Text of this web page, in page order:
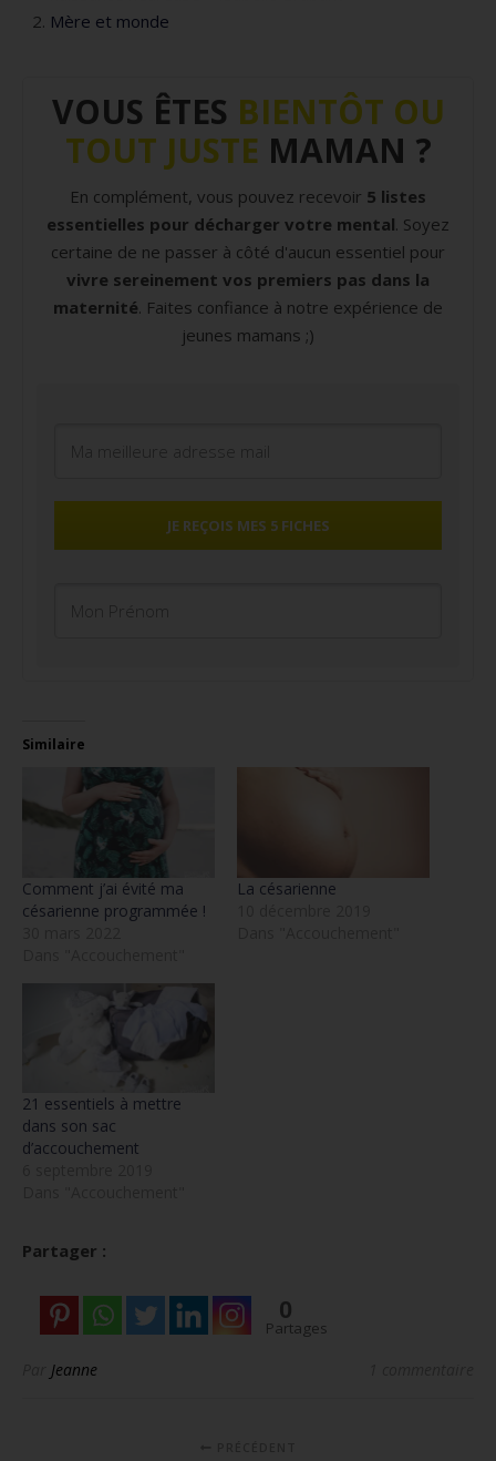
Mère et monde
VOUS ÊTES BIENTÔT OU
TOUT JUSTE MAMAN ?
En complément, vous pouvez recevoir 5 listes
essentielles pour décharger votre mental. Soyez
certaine de ne passer à côté d'aucun essentiel pour
vivre sereinement vos premiers pas dans la
maternité. Faites confiance à notre expérience de
jeunes mamans ;)
JE REÇOIS MES 5 FICHES
Similaire
Comment j’ai évité ma
césarienne programmée !
La césarienne
21 essentiels à mettre
dans son sac
d’accouchement
Partager :
0
Partages
Jeanne